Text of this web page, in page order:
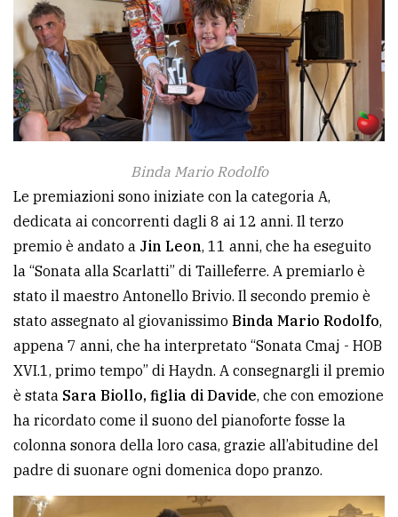
Binda Mario Rodolfo
Le premiazioni sono iniziate con la categoria A,
dedicata ai concorrenti dagli 8 ai 12 anni. Il terzo
premio è andato a Jin Leon, 11 anni, che ha eseguito
la “Sonata alla Scarlatti” di Tailleferre. A premiarlo è
stato il maestro Antonello Brivio. Il secondo premio è
stato assegnato al giovanissimo Binda Mario Rodolfo,
appena 7 anni, che ha interpretato “Sonata Cmaj - HOB
XVI.1, primo tempo” di Haydn. A consegnargli il premio
è stata Sara Biollo, figlia di Davide, che con emozione
ha ricordato come il suono del pianoforte fosse la
colonna sonora della loro casa, grazie all’abitudine del
padre di suonare ogni domenica dopo pranzo.